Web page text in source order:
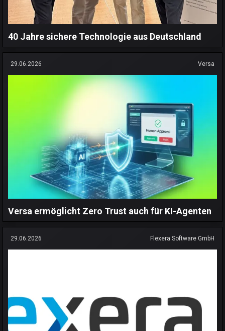
40 Jahre sichere Technologie aus Deutschland
29.06.2026 Versa
Versa ermöglicht Zero Trust auch für KI-Agenten
29.06.2026 Flexera Software GmbH